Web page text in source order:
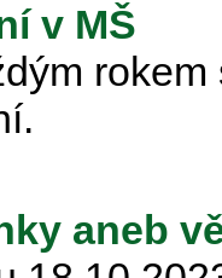
v MŠ
aneb